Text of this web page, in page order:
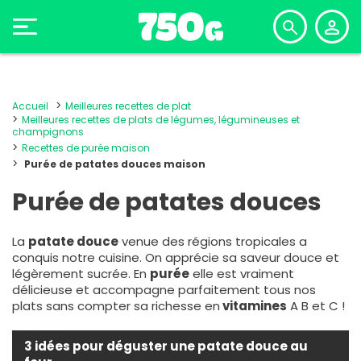
Accueil
Meilleures recettes de plat
Meilleures recettes de plats de légumes, légumineuses et
champignons
Recettes de purée maison
Purée de patates douces maison
Purée de patates douces
La patate doucevenue des régions tropicales a
conquis notre cuisine. On apprécie sa saveur douce et
légèrement sucrée. En puréeelle est vraiment
délicieuse et accompagne parfaitement tous nos
plats sans compter sa richesse envitamines A B et C !
3 idées pour déguster une patate douce au